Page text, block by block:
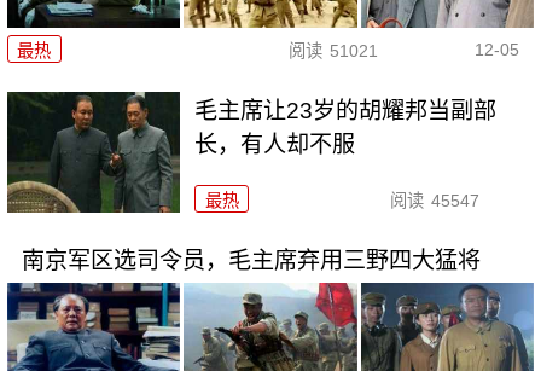
最热 阅读 51021 12-05
毛主席让23岁的胡耀邦当副部
长，有人却不服
最热 阅读 45547
南京军区选司令员，毛主席弃用三野四大猛将